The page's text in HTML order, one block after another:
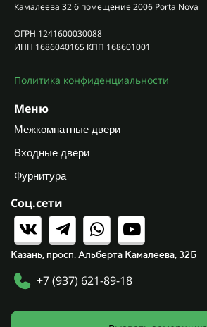
Камалеева 32 б помещение 2006 Porta Nova
ОГРН 1241600030088
ИНН 1686040165 КПП 168601001
Политика конфиденциальности
Меню
Межкомнатные двери
Входные двери
Фурнитура
Соц.сети
Казань, просп. Альберта Камалеева, 32Б
+7 (937) 621-89-18